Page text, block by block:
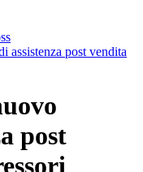
assistenza post vendita
post